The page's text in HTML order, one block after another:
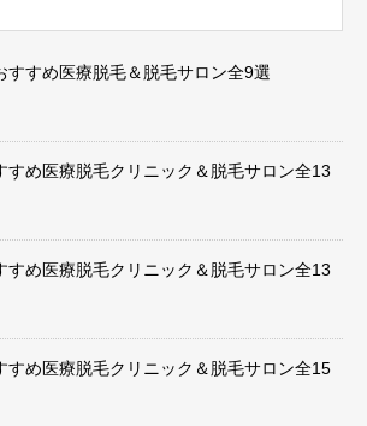
すすめ医療脱毛＆脱毛サロン全9選
すめ医療脱毛クリニック＆脱毛サロン全13
すめ医療脱毛クリニック＆脱毛サロン全13
すめ医療脱毛クリニック＆脱毛サロン全15